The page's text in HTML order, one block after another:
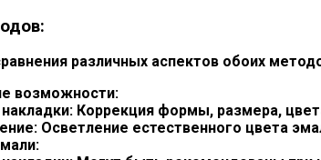
различных аспектов обоих
возможности:
Коррекция формы, размера,
Осветление естественного цвета